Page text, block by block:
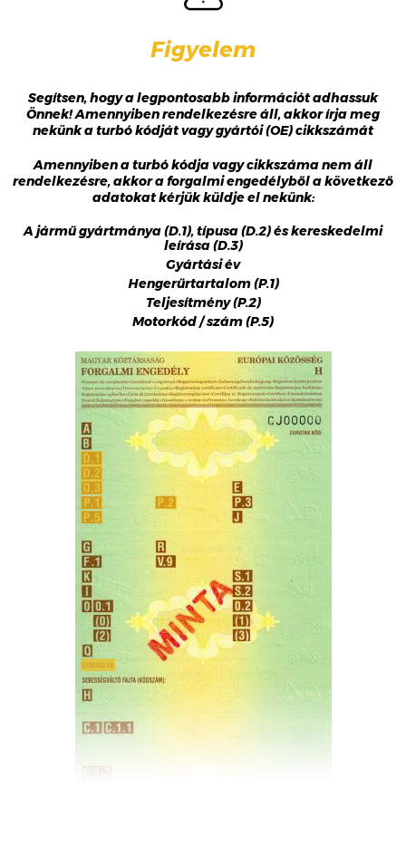
Figyelem
Segítsen, hogy a legpontosabb információt adhassuk
Önnek! Amennyiben rendelkezésre áll, akkor írja meg
nekünk a turbó kódját vagy gyártói (OE) cikkszámát
Amennyiben a turbó kódja vagy cikkszáma nem áll
rendelkezésre, akkor a forgalmi engedélyből a következő
adatokat kérjük küldje el nekünk:
A jármű gyártmánya (D.1), típusa (D.2) és kereskedelmi
leírása (D.3)
Gyártási év
Hengerűrtartalom (P.1)
Teljesítmény (P.2)
Motorkód / szám (P.5)